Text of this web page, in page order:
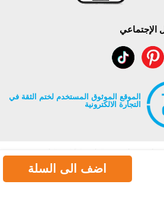
اضف الى السلة
الإجتماعي
الموقع الموثوق المستخدم لختم الثقة في
التجارة الالكترونية